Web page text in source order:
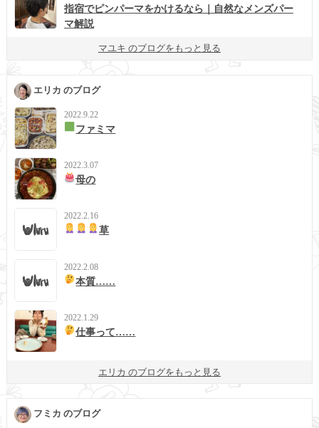
指宿でピンパーマをかけるなら｜自然なメンズパー
マ解説
マユキ のブログをもっと見る
エリカ のブログ
2022.9.22
ファミマ
2022.3.07
母の
2022.2.16
草
2022.2.08
本質……
2022.1.29
仕事って……
エリカ のブログをもっと見る
フミカ のブログ